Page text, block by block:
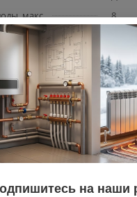
макс.
8
подводки
(шланга)
для
нар.-
на наши